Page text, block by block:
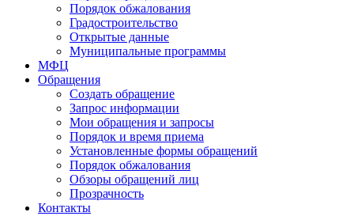
Порядок обжалования
Градостроительство
Открытые данные
Муниципальные программы
МФЦ
Обращения
Создать обращение
Запрос информации
Мои обращения и запросы
Порядок и время приема
Установленные формы обращений
Порядок обжалования
Обзоры обращений лиц
Прозрачность
Контакты